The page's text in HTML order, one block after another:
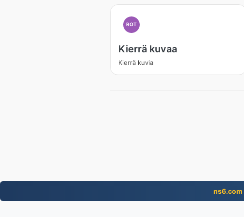
ROT
Kierrä kuvaa
Kierrä kuvia
ns6.com